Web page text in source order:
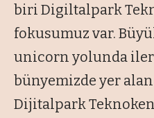
biri Digiltalpark
fokusumuz var.
unicorn yolunda
bünyemizde yer
Dijitalpark